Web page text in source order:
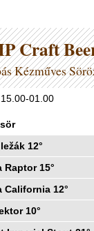
Craft
Kézműves
01.00
12°
Raptor 15°
California 12°
10°